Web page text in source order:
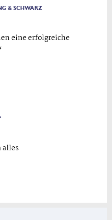
& SCHWARZ
eine erfolgreiche
alles